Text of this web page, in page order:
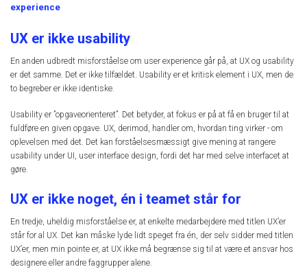
experience
UX er ikke usability
En anden udbredt misforståelse om user experience går på, at UX og usability
er det samme. Det er ikke tilfældet. Usability er et kritisk element i UX, men de
to begreber er ikke identiske.
Usability er ”opgaveorienteret”. Det betyder, at fokus er på at få en bruger til at
fuldføre en given opgave. UX, derimod, handler om, hvordan ting virker - om
oplevelsen med det. Det kan forståelsesmæssigt give mening at rangere
usability under UI, user interface design, fordi det har med selve interfacet at
gøre.
UX er ikke noget, én i teamet står for
En tredje, uheldig misforståelse er, at enkelte medarbejdere med titlen UX’er
står for al UX. Det kan måske lyde lidt speget fra én, der selv sidder med titlen
UX’er, men min pointe er, at UX ikke må begrænse sig til at være et ansvar hos
designere eller andre faggrupper alene.